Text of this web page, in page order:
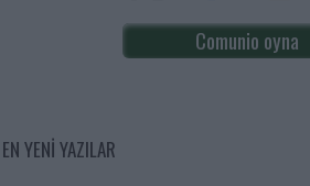
Comunio oyna
EN YENİ YAZILAR